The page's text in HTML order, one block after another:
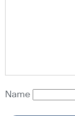
Name